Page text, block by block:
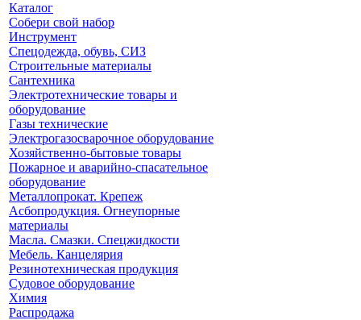
Каталог
Собери свой набор
Инструмент
Спецодежда, обувь, СИЗ
Строительные материалы
Сантехника
Электротехнические товары и
оборудование
Газы технические
Электрогазосварочное оборудование
Хозяйственно-бытовые товары
Пожарное и аварийно-спасательное
оборудование
Металлопрокат. Крепеж
Асбопродукция. Огнеупорные
материалы
Масла. Смазки. Спецжидкости
Мебель. Канцелярия
Резинотехническая продукция
Судовое оборудование
Химия
Распродажа